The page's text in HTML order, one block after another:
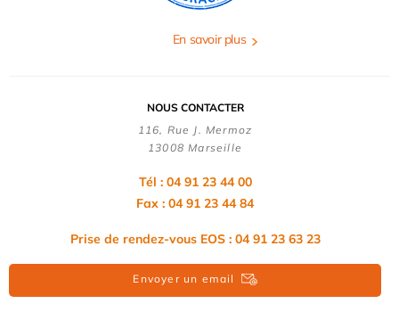
En savoir plus
NOUS CONTACTER
116, Rue J. Mermoz
13008 Marseille
Tél : 04 91 23 44 00
Fax : 04 91 23 44 84
Prise de rendez-vous EOS : 04 91 23 63 23
Envoyer un email